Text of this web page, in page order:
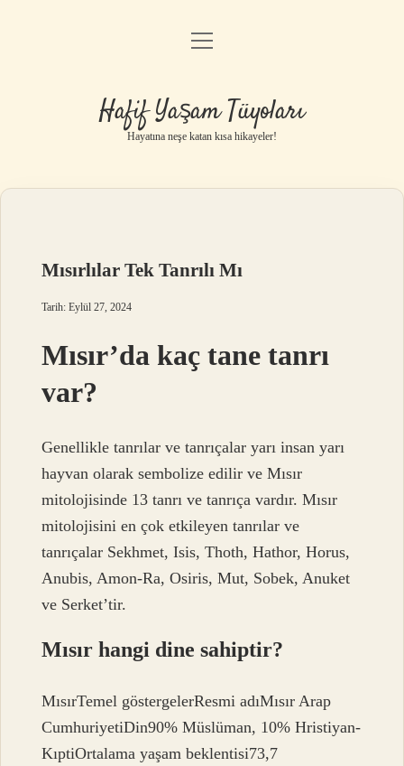
Anasayfa
Yasal Uyarı
menüyü
Hafif Yaşam Tüyoları
Hayatına neşe katan kısa hikayeler!
Mısırlılar Tek Tanrılı Mı
Tarih: Eylül 27, 2024
Mısır’da kaç tane tanrı
var?
Genellikle tanrılar ve tanrıçalar yarı insan yarı
hayvan olarak sembolize edilir ve Mısır
mitolojisinde 13 tanrı ve tanrıça vardır. Mısır
mitolojisini en çok etkileyen tanrılar ve
tanrıçalar Sekhmet, Isis, Thoth, Hathor, Horus,
Anubis, Amon-Ra, Osiris, Mut, Sobek, Anuket
ve Serket’tir.
Mısır hangi dine sahiptir?
MısırTemel göstergelerResmi adıMısır Arap
CumhuriyetiDin90% Müslüman, 10% Hristiyan-
KıptiOrtalama yaşam beklentisi73,7